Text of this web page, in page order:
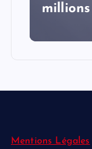
Mentions Légales